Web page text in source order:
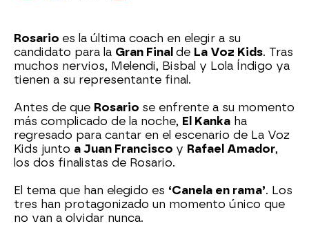
Rosario es la última coach en elegir a su
candidato para la Gran Final de La Voz Kids. Tras
muchos nervios, Melendi, Bisbal y Lola Índigo ya
tienen a su representante final.
Antes de que Rosario se enfrente a su momento
más complicado de la noche, El Kanka ha
regresado para cantar en el escenario de La Voz
Kids junto a Juan Francisco y Rafael Amador,
los dos finalistas de Rosario.
El tema que han elegido es ‘Canela en rama’. Los
tres han protagonizado un momento único que
no van a olvidar nunca.